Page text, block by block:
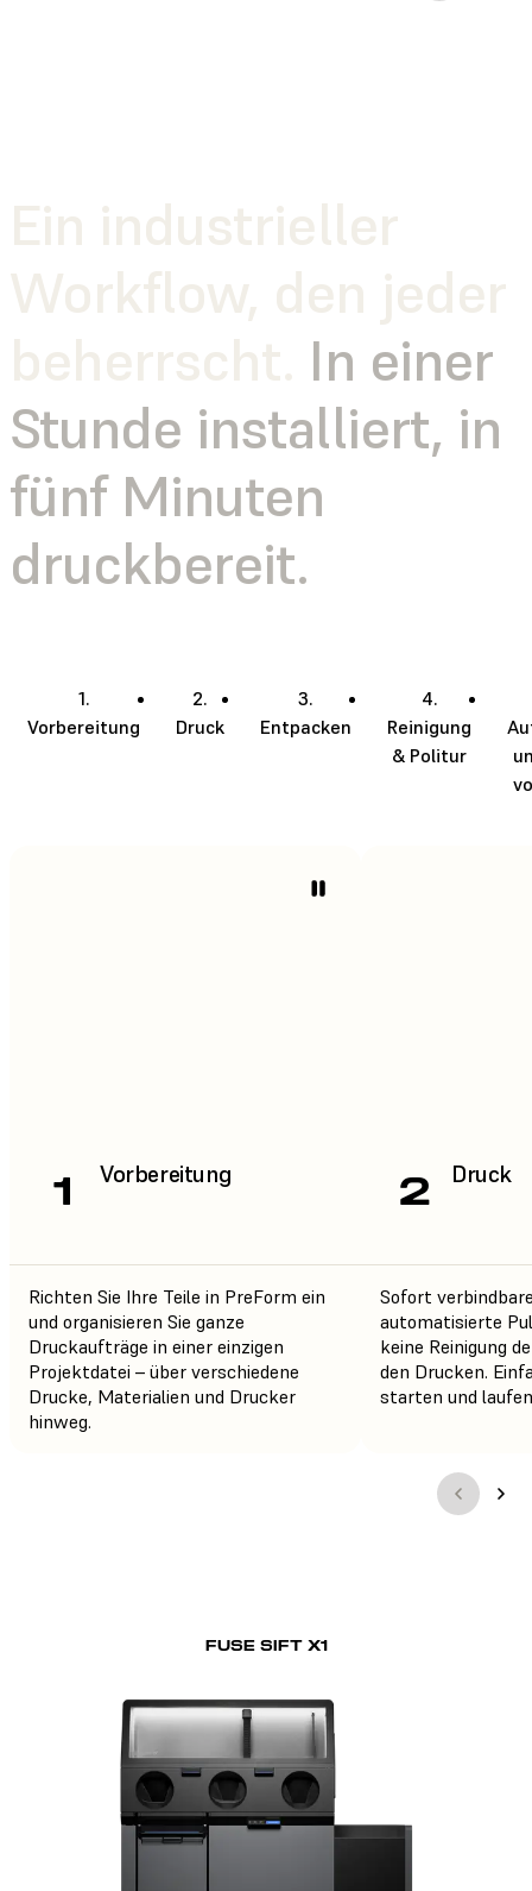
Ein industrieller
Workflow, den jeder
beherrscht. In einer
Stunde installiert, in
fünf Minuten
druckbereit.
1.
Vorbereitung
2.
Druck
3.
Entpacken
4.
Reinigung
& Politur
1 Vorbereitung
Richten Sie Ihre Teile in PreForm ein
und organisieren Sie ganze
Druckaufträge in einer einzigen
Projektdatei – über verschiedene
Drucke, Materialien und Drucker
hinweg.
2 Druck
Sofort
automatisierte
keine Reinigung
den Drucken.
starten und
FUSE SIFT X1